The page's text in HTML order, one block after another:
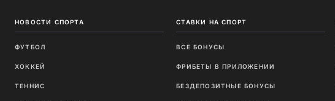
НОВОСТИ СПОРТА
ФУТБОЛ
ХОККЕЙ
ТЕННИС
СТАВКИ НА СПОРТ
ВСЕ БОНУСЫ
ФРИБЕТЫ В ПРИЛОЖЕНИИ
БЕЗДЕПОЗИТНЫЕ БОНУСЫ